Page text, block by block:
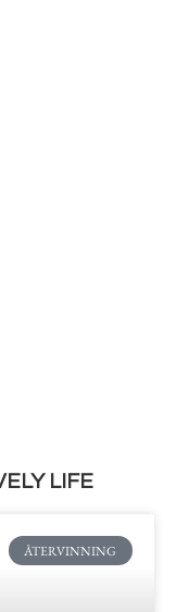
LIFE
ÅTERVINNING